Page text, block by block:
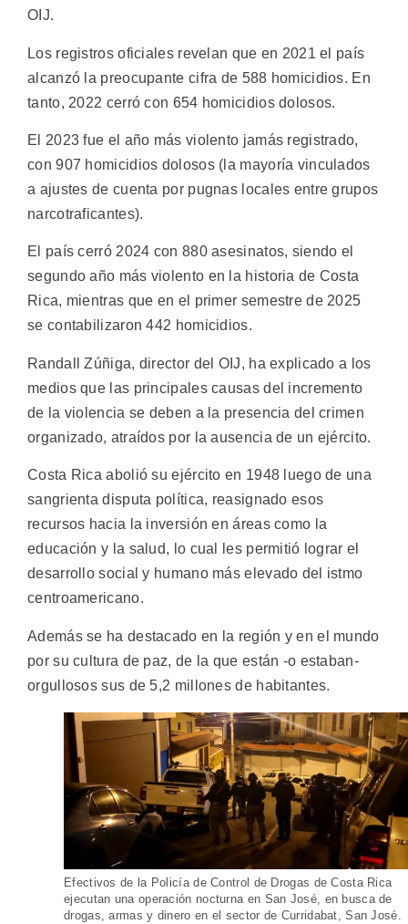
OIJ.
Los registros oficiales revelan que en 2021 el país
alcanzó la preocupante cifra de 588 homicidios. En
tanto, 2022 cerró con 654 homicidios dolosos.
El 2023 fue el año más violento jamás registrado,
con 907 homicidios dolosos (la mayoría vinculados
a ajustes de cuenta por pugnas locales entre grupos
narcotraficantes).
El país cerró 2024 con 880 asesinatos, siendo el
segundo año más violento en la historia de Costa
Rica, mientras que en el primer semestre de 2025
se contabilizaron 442 homicidios.
Randall Zúñiga, director del OIJ, ha explicado a los
medios que las principales causas del incremento
de la violencia se deben a la presencia del crimen
organizado, atraídos por la ausencia de un ejército.
Costa Rica abolió su ejército en 1948 luego de una
sangrienta disputa política, reasignado esos
recursos hacia la inversión en áreas como la
educación y la salud, lo cual les permitió lograr el
desarrollo social y humano más elevado del istmo
centroamericano.
Además se ha destacado en la región y en el mundo
por su cultura de paz, de la que están -o estaban-
orgullosos sus de 5,2 millones de habitantes.
Efectivos de la Policía de Control de Drogas de Costa Rica
ejecutan una operación nocturna en San José, en busca de
drogas, armas y dinero en el sector de Curridabat, San José.